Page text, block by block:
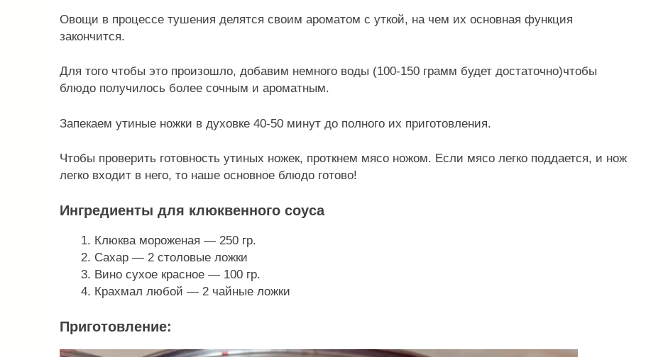
Овощи в процессе тушения делятся своим ароматом с уткой, на чем их основная функция
закончится.
Для того чтобы это произошло, добавим немного воды (100-150 грамм будет достаточно)чтобы
блюдо получилось более сочным и ароматным.
Запекаем утиные ножки в духовке 40-50 минут до полного их приготовления.
Чтобы проверить готовность утиных ножек, проткнем мясо ножом. Если мясо легко поддается, и нож
легко входит в него, то наше основное блюдо готово!
Ингредиенты для клюквенного соуса
Клюква мороженая — 250 гр.
Сахар — 2 столовые ложки
Вино сухое красное — 100 гр.
Крахмал любой — 2 чайные ложки
Приготовление: